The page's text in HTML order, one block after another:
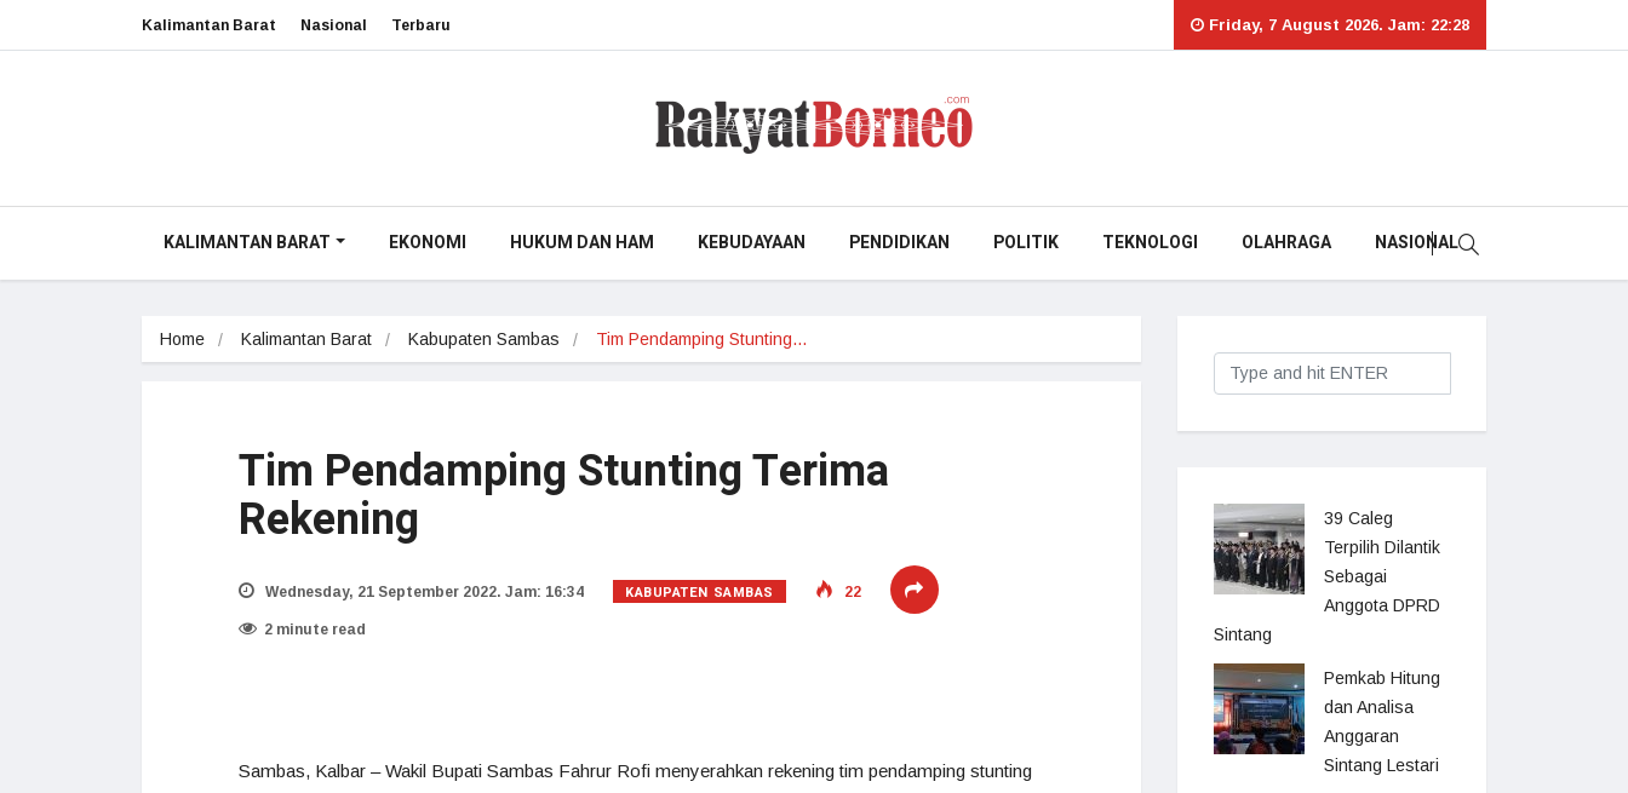
Kalimantan Barat Nasional Terbaru Friday, 7 August 2026. Jam: 22:28
KALIMANTAN BARAT EKONOMI HUKUM DAN HAM KEBUDAYAAN PENDIDIKAN POLITIK TEKNOLOGI OLAHRAGA NASIONAL
Home Kalimantan Barat Kabupaten Sambas Tim Pendamping Stunting…
Tim Pendamping Stunting Terima
Rekening
Wednesday, 21 September 2022. Jam: 16:34 KABUPATEN SAMBAS 22
2 minute read
Sambas, Kalbar – Wakil Bupati Sambas Fahrur Rofi menyerahkan rekening tim pendamping stunting
39 Caleg
Terpilih Dilantik
Sebagai
Anggota DPRD
Sintang
Pemkab Hitung
dan Analisa
Anggaran
Sintang Lestari